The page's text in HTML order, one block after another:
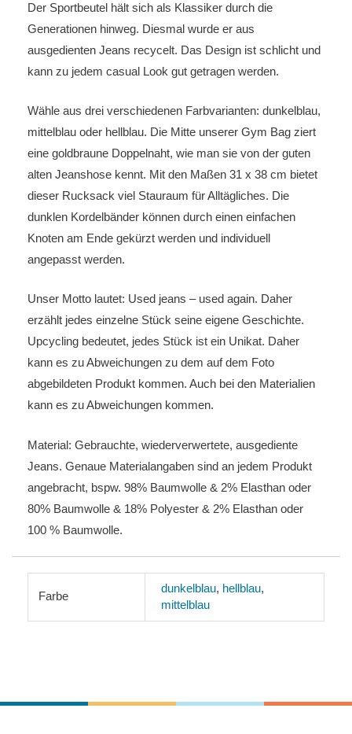
Der Sportbeutel hält sich als Klassiker durch die
Generationen hinweg. Diesmal wurde er aus
ausgedienten Jeans recycelt. Das Design ist schlicht und
kann zu jedem casual Look gut getragen werden.
Wähle aus drei verschiedenen Farbvarianten: dunkelblau,
mittelblau oder hellblau. Die Mitte unserer Gym Bag ziert
eine goldbraune Doppelnaht, wie man sie von der guten
alten Jeanshose kennt. Mit den Maßen 31 x 38 cm bietet
dieser Rucksack viel Stauraum für Alltägliches. Die
dunklen Kordelbänder können durch einen einfachen
Knoten am Ende gekürzt werden und individuell
angepasst werden.
Unser Motto lautet: Used jeans – used again. Daher
erzählt jedes einzelne Stück seine eigene Geschichte.
Upcycling bedeutet, jedes Stück ist ein Unikat. Daher
kann es zu Abweichungen zu dem auf dem Foto
abgebildeten Produkt kommen. Auch bei den Materialien
kann es zu Abweichungen kommen.
Material: Gebrauchte, wiederverwertete, ausgediente
Jeans. Genaue Materialangaben sind an jedem Produkt
angebracht, bspw. 98% Baumwolle & 2% Elasthan oder
80% Baumwolle & 18% Polyester & 2% Elasthan oder
100 % Baumwolle.
Farbe
dunkelblau, hellblau,
mittelblau